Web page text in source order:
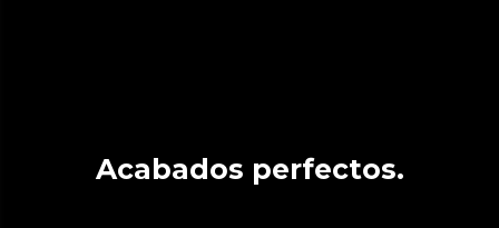
Acabados perfectos.